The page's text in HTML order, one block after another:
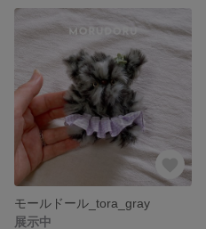
モールドール_tora_gray
展示中